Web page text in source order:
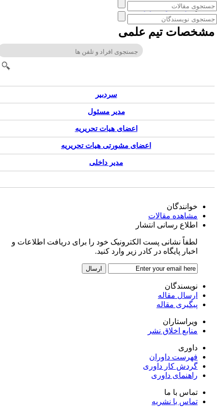
زبان‌ کاوی کاربردی
تیم علمی
سردبیر
مدیر مسئول
اعضای هیات تحریریه
اعضای مشورتی هیات تحریریه
مدیر داخلی
خوانندگان
مشاهده مقالات
اطلاع رسانی انتشار
لطفاً نشانی پست الکترونیک خود را برای دریافت اطلاعات و
اخبار پایگاه در کادر زیر وارد کنید.
نویسندگان
ارسال مقاله
پیگیری مقاله
ویراستاران
منابع اخلاق نشر
داوری
فهرست داوران
گردش کار داوری
راهنمای داوری
تماس با ما
تماس با نشریه